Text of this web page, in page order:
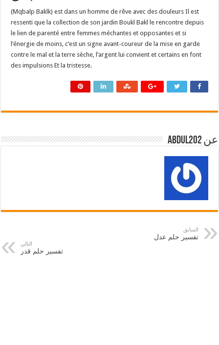
(Mqbalp Baklk) est dans un homme de rêve avec des douleurs Il est
ressenti que la collection de son jardin Boukl Bakl le rencontre depuis
le lien de parenté entre femmes méchantes et opposantes et si
l’énergie de moins, c’est un signe avant-coureur de la mise en garde
contre le mal et la terre sèche, l’argent lui convient et certains en font
des impulsions Et la tristesse.
عن abdul202
السابق
تفسير حلم عدل
التالي
تفسير حلم قدر